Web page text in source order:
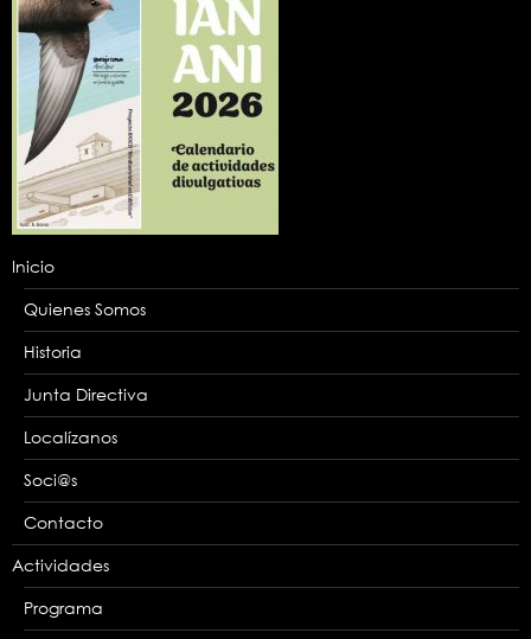
Inicio
Quienes Somos
Historia
Junta Directiva
Localízanos
Soci@s
Contacto
Actividades
Programa